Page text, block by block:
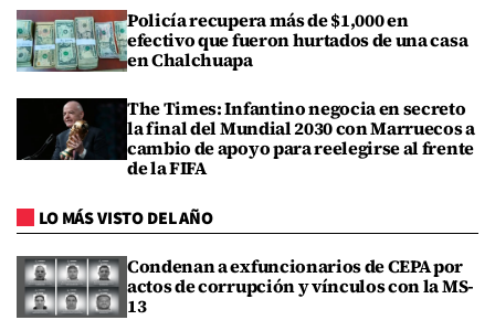
Policía recupera más de $1,000 en
efectivo que fueron hurtados de una casa
en Chalchuapa
The Times: Infantino negocia en secreto
la final del Mundial 2030 con Marruecos a
cambio de apoyo para reelegirse al frente
de la FIFA
LO MÁS VISTO DEL AÑO
Condenan a exfuncionarios de CEPA por
actos de corrupción y vínculos con la MS-
13